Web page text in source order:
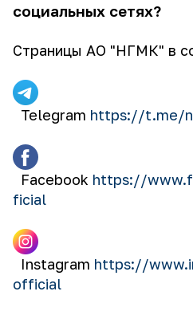
социальных сетях?
Страницы АО "НГМК" в
Telegram https://t.me/
Facebook https://
ficial
Instagram https://
official